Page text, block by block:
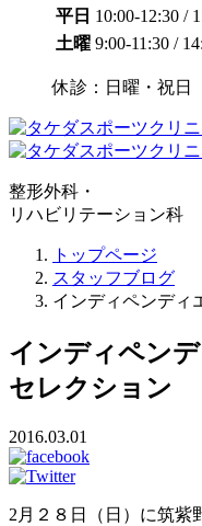
平日 10:00-12:30 /
土曜 9:00-11:30 /
休診：日曜・祝日
整形外科・
リハビリテーション科
トップページ
スタッフブログ
インディペンディ
インディペン
セレクション
2016.03.01
2月２８日（日）に筑紫